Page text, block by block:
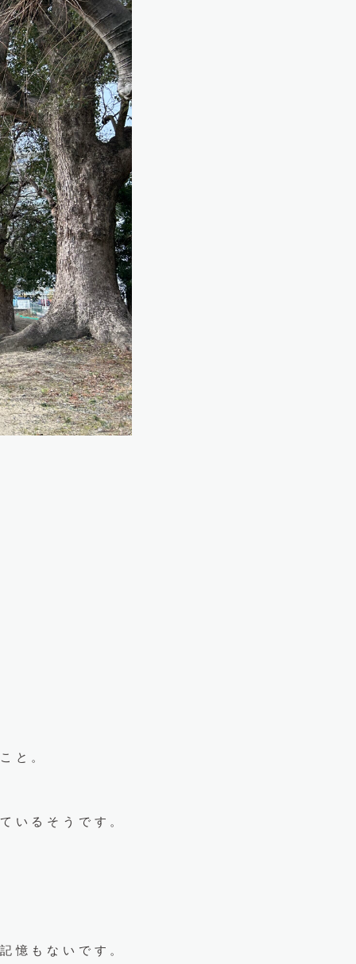
と。
いるそうです。
憶もないです。